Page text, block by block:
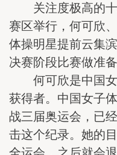
关注度极高的十
赛区举行，何可欣
体操明星提前云集
决赛阶段比赛做准备
何可欣是中国女
获得者。中国女子
战三届奥运会，已
击这个纪录。她的
全运会，之后就会